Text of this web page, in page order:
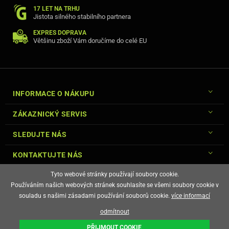
17 LET NA TRHU
Jistota silného stabilního partnera
EXPRES DOPRAVA
Většinu zboží Vám doručíme do celé EU
INFORMACE O NÁKUPU
ZÁKAZNICKÝ SERVIS
SLEDUJTE NÁS
KONTAKTUJTE NÁS
E-shop vytvořila
Tyto webové stránky používají soubory cookie.
Používáním našich webových stránek souhlasíte se všemi soubory cookie v
souladu s našimi zásadami používání souborů cookie. více informací
odmítnout
PŘIJMOUT COOKIE